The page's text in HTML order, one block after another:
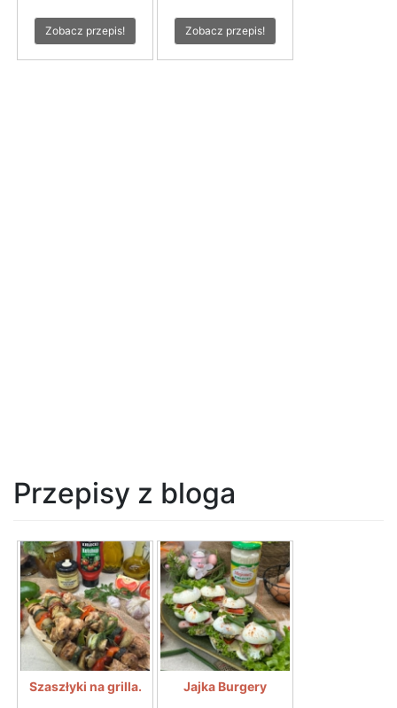
Zobacz przepis! Zobacz przepis!
Przepisy z bloga
Szaszłyki na grilla. Jajka Burgery